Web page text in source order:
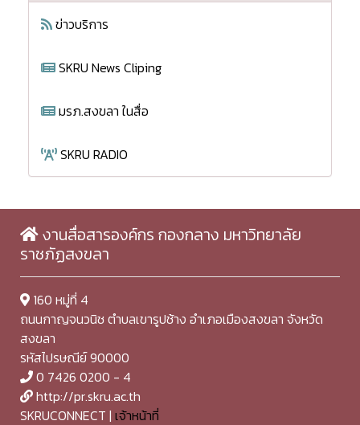
ข่าวบริการ
SKRU News Cliping
มรภ.สงขลา ในสื่อ
SKRU RADIO
งานสื่อสารองค์กร กองกลาง มหาวิทยาลัย
ราชภัฏสงขลา
160 หมู่ที่ 4
ถนนกาญจนวนิช ตำบลเขารูปช้าง อำเภอเมืองสงขลา จังหวัด
สงขลา
รหัสไปรษณีย์ 90000
0 7426 0200 - 4
http://pr.skru.ac.th
SKRUCONNECT | เจ้าหน้าที่